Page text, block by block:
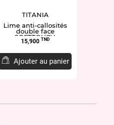
TITANIA
Lime anti-callosités
double face
SOFTTOUCH
Prix
15,900 TND
Ajouter au panier